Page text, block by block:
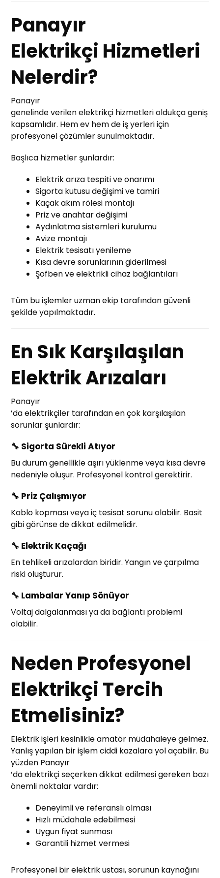
Panayır
Elektrikçi Hizmetleri
Nelerdir?
Panayır
genelinde verilen elektrikçi hizmetleri oldukça geniş
kapsamlıdır. Hem ev hem de iş yerleri için
profesyonel çözümler sunulmaktadır.
Başlıca hizmetler şunlardır:
Elektrik arıza tespiti ve onarımı
Sigorta kutusu değişimi ve tamiri
Kaçak akım rölesi montajı
Priz ve anahtar değişimi
Aydınlatma sistemleri kurulumu
Avize montajı
Elektrik tesisatı yenileme
Kısa devre sorunlarının giderilmesi
Şofben ve elektrikli cihaz bağlantıları
Tüm bu işlemler uzman ekip tarafından güvenli
şekilde yapılmaktadır.
En Sık Karşılaşılan
Elektrik Arızaları
Panayır
’da elektrikçiler tarafından en çok karşılaşılan
sorunlar şunlardır:
🔧 Sigorta Sürekli Atıyor
Bu durum genellikle aşırı yüklenme veya kısa devre
nedeniyle oluşur. Profesyonel kontrol gerektirir.
🔧 Priz Çalışmıyor
Kablo kopması veya iç tesisat sorunu olabilir. Basit
gibi görünse de dikkat edilmelidir.
🔧 Elektrik Kaçağı
En tehlikeli arızalardan biridir. Yangın ve çarpılma
riski oluşturur.
🔧 Lambalar Yanıp Sönüyor
Voltaj dalgalanması ya da bağlantı problemi
olabilir.
Neden Profesyonel
Elektrikçi Tercih
Etmelisiniz?
Elektrik işleri kesinlikle amatör müdahaleye gelmez.
Yanlış yapılan bir işlem ciddi kazalara yol açabilir. Bu
yüzden Panayır
’da elektrikçi seçerken dikkat edilmesi gereken bazı
önemli noktalar vardır:
Deneyimli ve referanslı olması
Hızlı müdahale edebilmesi
Uygun fiyat sunması
Garantili hizmet vermesi
Profesyonel bir elektrik ustası, sorunun kaynağını